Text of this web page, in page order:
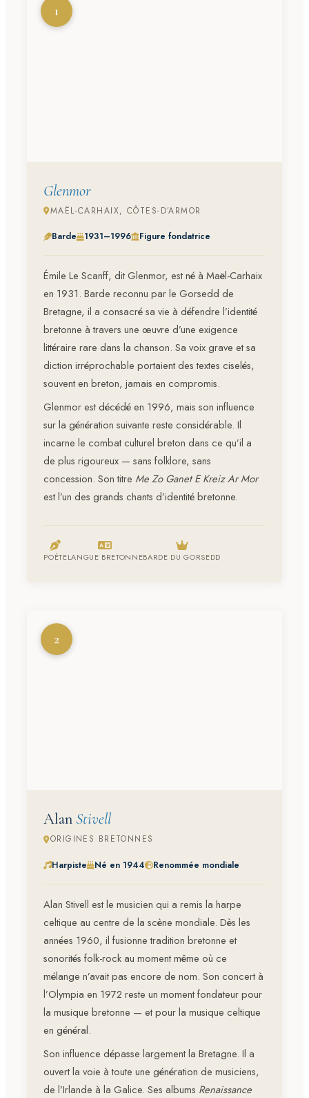
1
Glenmor
MAËL-CARHAIX, CÔTES-D’ARMOR
Barde 1931–1996 Figure fondatrice
Émile Le Scanff, dit Glenmor, est né à Maël-Carhaix
en 1931. Barde reconnu par le Gorsedd de
Bretagne, il a consacré sa vie à défendre l’identité
bretonne à travers une œuvre d’une exigence
littéraire rare dans la chanson. Sa voix grave et sa
diction irréprochable portaient des textes ciselés,
souvent en breton, jamais en compromis.
Glenmor est décédé en 1996, mais son influence
sur la génération suivante reste considérable. Il
incarne le combat culturel breton dans ce qu’il a
de plus rigoureux — sans folklore, sans
concession. Son titreMe Zo Ganet E Kreiz Ar Mor
est l’un des grands chants d’identité bretonne.
POÈTELANGUE BRETONNEBARDE DU GORSEDD
2
Alan Stivell
ORIGINES BRETONNES
Harpiste Né en 1944 Renommée mondiale
Alan Stivell est le musicien qui a remis la harpe
celtique au centre de la scène mondiale. Dès les
années 1960, il fusionne tradition bretonne et
sonorités folk-rock au moment même où ce
mélange n’avait pas encore de nom. Son concert à
l’Olympia en 1972 reste un moment fondateur pour
la musique bretonne — et pour la musique celtique
en général.
Son influence dépasse largement la Bretagne. Il a
ouvert la voie à toute une génération de musiciens,
de l’Irlande à la Galice. Ses albums Renaissance